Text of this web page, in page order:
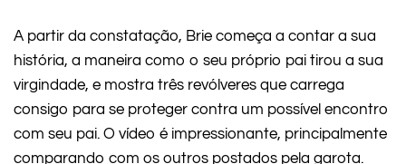
A partir da constatação, Brie começa a contar a sua
história, a maneira como o seu próprio pai tirou a sua
virgindade, e mostra três revólveres que carrega
consigo para se proteger contra um possível encontro
com seu pai. O vídeo é impressionante, principalmente
comparando com os outros postados pela garota.